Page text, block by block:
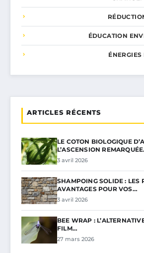
ÉDUCATION
ARTICLES RÉCENTS
LE COTON BIOLOGIQUE
L’ASCENSION
3 avril 2026
SHAMPOING SOLIDE : LES
AVANTAGES POUR VOS…
3 avril 2026
BEE WRAP :
FILM…
27 mars 2026